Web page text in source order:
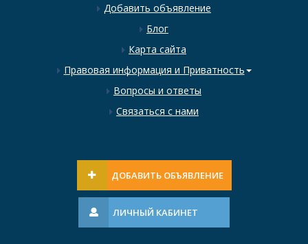
Добавить объявление
Блог
Карта сайта
Правовая информация и Приватность
Вопросы и ответы
Связаться с нами
ДОБАВИТЬ ОБЪЯВЛЕНИЕ
ЛИЧНЫЙ КАБИНЕТ